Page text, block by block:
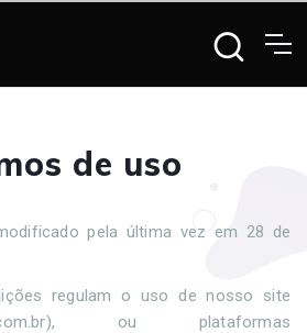
de uso
pela última vez em 28 de
regulam o uso de nosso site
ou plataformas